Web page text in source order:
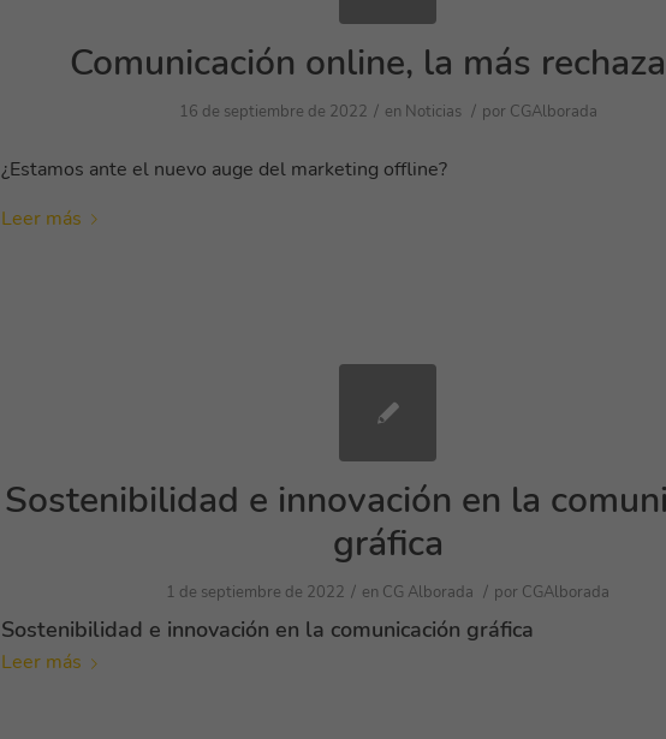
Comunicación online, la más
16 de septiembre de 2022 / en Noticias / por CGAlborada
¿Estamos ante el nuevo auge del marketing offline?
Leer más
Sostenibilidad e innovación en la
gráfica
1 de septiembre de 2022 / en CG Alborada / por CGAlborada
Sostenibilidad e innovación en la comunicación gráfica
Leer más